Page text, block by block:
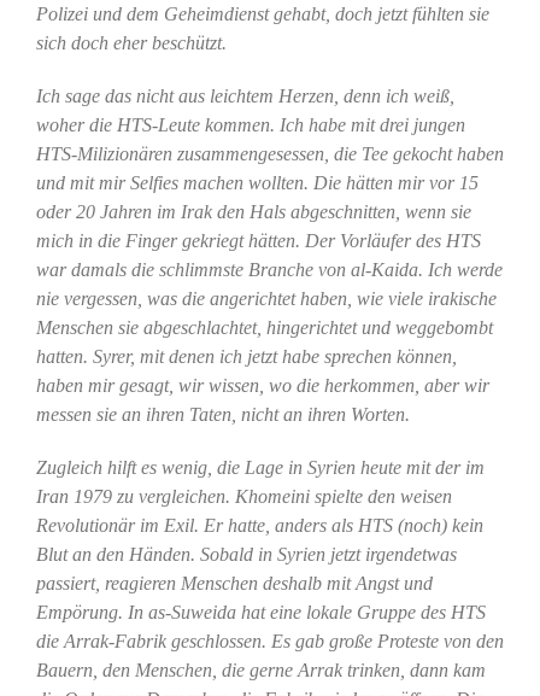
Polizei und dem Geheimdienst gehabt, doch jetzt fühlten sie
sich doch eher beschützt.
Ich sage das nicht aus leichtem Herzen, denn ich weiß,
woher die HTS-Leute kommen. Ich habe mit drei jungen
HTS-Milizionären zusammengesessen, die Tee gekocht haben
und mit mir Selfies machen wollten. Die hätten mir vor 15
oder 20 Jahren im Irak den Hals abgeschnitten, wenn sie
mich in die Finger gekriegt hätten. Der Vorläufer des HTS
war damals die schlimmste Branche von al-Kaida. Ich werde
nie vergessen, was die angerichtet haben, wie viele irakische
Menschen sie abgeschlachtet, hingerichtet und weggebombt
hatten. Syrer, mit denen ich jetzt habe sprechen können,
haben mir gesagt, wir wissen, wo die herkommen, aber wir
messen sie an ihren Taten, nicht an ihren Worten.
Zugleich hilft es wenig, die Lage in Syrien heute mit der im
Iran 1979 zu vergleichen. Khomeini spielte den weisen
Revolutionär im Exil. Er hatte, anders als HTS (noch) kein
Blut an den Händen. Sobald in Syrien jetzt irgendetwas
passiert, reagieren Menschen deshalb mit Angst und
Empörung. In as-Suweida hat eine lokale Gruppe des HTS
die Arrak-Fabrik geschlossen. Es gab große Proteste von den
Bauern, den Menschen, die gerne Arrak trinken, dann kam